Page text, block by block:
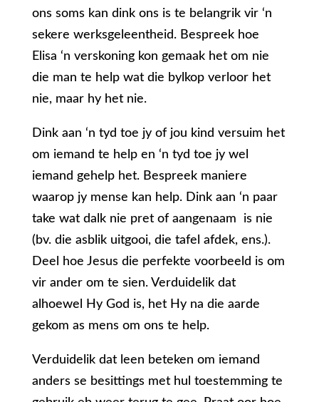
ons soms kan dink ons is te belangrik vir ‘n
sekere werksgeleentheid. Bespreek hoe
Elisa ‘n verskoning kon gemaak het om nie
die man te help wat die bylkop verloor het
nie, maar hy het nie.
Dink aan ‘n tyd toe jy of jou kind versuim het
om iemand te help en ‘n tyd toe jy wel
iemand gehelp het. Bespreek maniere
waarop jy mense kan help. Dink aan ‘n paar
take wat dalk nie pret of aangenaam is nie
(bv. die asblik uitgooi, die tafel afdek, ens.).
Deel hoe Jesus die perfekte voorbeeld is om
vir ander om te sien. Verduidelik dat
alhoewel Hy God is, het Hy na die aarde
gekom as mens om ons te help.
Verduidelik dat leen beteken om iemand
anders se besittings met hul toestemming te